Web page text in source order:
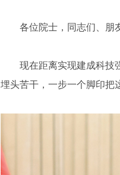
各位院士，同志们、朋
现在距离实现建成科技强
埋头苦干，一步一个脚印把